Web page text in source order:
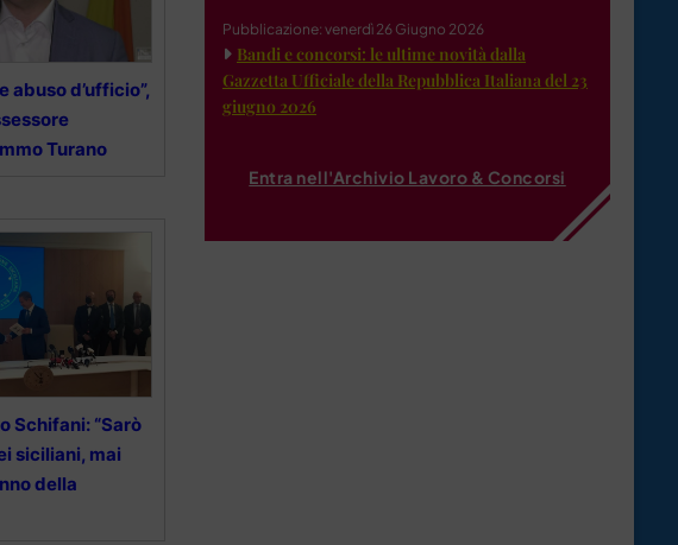
abuso d’ufficio”,
Turano
Schifani: “Sarò
siciliani, mai
della
Pubblicazione: venerdì 26 Giugno 2026
Bandi e concorsi: le ultime novità dalla
Gazzetta Ufficiale della Repubblica Italiana del 23
giugno 2026
Entra nell'Archivio Lavoro & Concorsi